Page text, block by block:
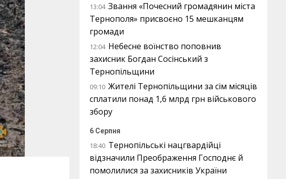
13:04 Звання «Почесний громадянин міста
Тернополя» присвоєно 15 мешканцям
громади
12:04 Небесне воїнство поповнив
захисник Богдан Сосінський з
Тернопільщини
09:10 Жителі Тернопільщини за сім місяців
сплатили понад 1,6 млрд грн військового
збору
6 Серпня
18:40 Тернопільські нацгвардійці
відзначили Преображення Господнє й
помолилися за захисників України